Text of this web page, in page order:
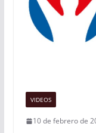
VIDEOS
10 de febrero de